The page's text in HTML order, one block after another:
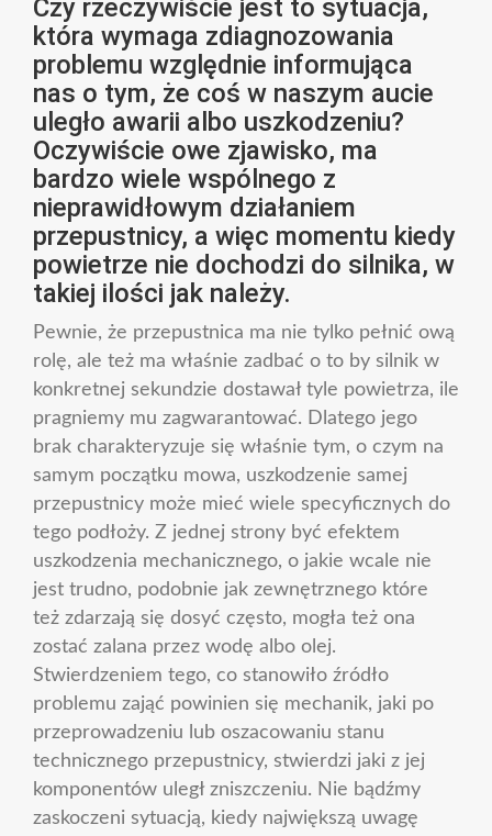
Czy rzeczywiście jest to sytuacja,
która wymaga zdiagnozowania
problemu względnie informująca
nas o tym, że coś w naszym aucie
uległo awarii albo uszkodzeniu?
Oczywiście owe zjawisko, ma
bardzo wiele wspólnego z
nieprawidłowym działaniem
przepustnicy, a więc momentu kiedy
powietrze nie dochodzi do silnika, w
takiej ilości jak należy.
Pewnie, że przepustnica ma nie tylko pełnić ową
rolę, ale też ma właśnie zadbać o to by silnik w
konkretnej sekundzie dostawał tyle powietrza, ile
pragniemy mu zagwarantować. Dlatego jego
brak charakteryzuje się właśnie tym, o czym na
samym początku mowa, uszkodzenie samej
przepustnicy może mieć wiele specyficznych do
tego podłoży. Z jednej strony być efektem
uszkodzenia mechanicznego, o jakie wcale nie
jest trudno, podobnie jak zewnętrznego które
też zdarzają się dosyć często, mogła też ona
zostać zalana przez wodę albo olej.
Stwierdzeniem tego, co stanowiło źródło
problemu zająć powinien się mechanik, jaki po
przeprowadzeniu lub oszacowaniu stanu
technicznego przepustnicy, stwierdzi jaki z jej
komponentów uległ zniszczeniu. Nie bądźmy
zaskoczeni sytuacją, kiedy największą uwagę